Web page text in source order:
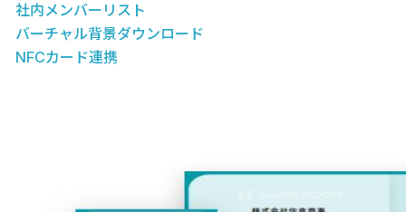
社内メンバーリスト
バーチャル背景ダウンロード
NFCカード連携